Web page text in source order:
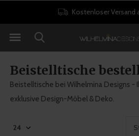
30 Tage
Beistelltische
Beistelltische bei Wilhelmina Designs -
exklusive Design-Möbel & Deko.